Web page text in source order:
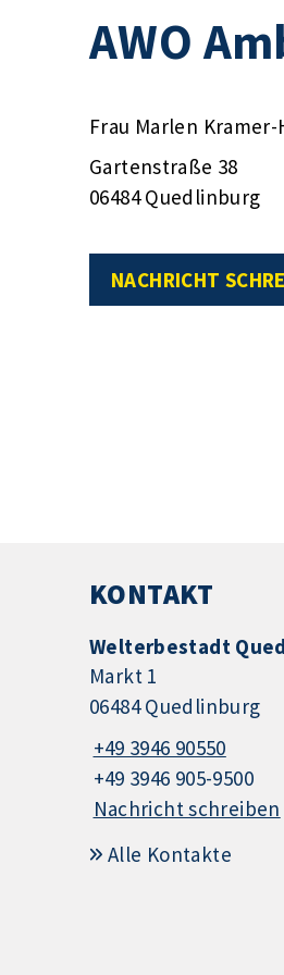
AWO
Frau Marlen
Gartenstraße 38
06484 Quedlinburg
NACHRICHT
KONTAKT
Welterbestadt
Markt 1
06484 Quedlinburg
+49 3946 90550
+49 3946 905-9500
Nachricht schreiben
Alle Kontakte